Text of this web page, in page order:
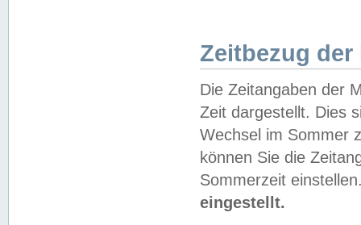
Zeitbezug der
Die Zeitangaben der
Zeit dargestellt. Dies
Wechsel im Sommer
können Sie die
Sommerzeit
eingestellt.